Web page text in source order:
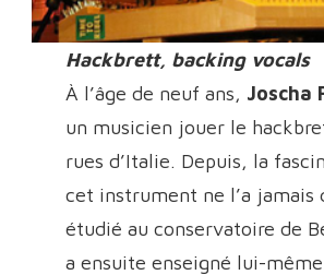
Hackbrett, backing vocals
À l’âge de neuf ans, Joscha
un musicien jouer le
rues d’Italie. Depuis, la
cet instrument ne l’a jamais
étudié au conservatoire de
a ensuite enseigné lui-